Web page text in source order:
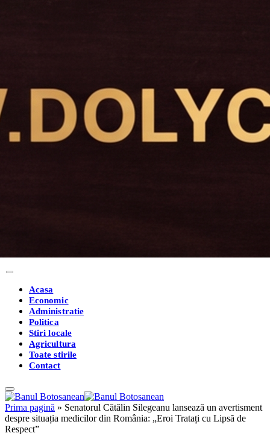
Acasa
Economic
Administratie
Politica
Stiri locale
Agricultura
Toate stirile
Contact
Prima pagină » Senatorul Cătălin Silegeanu lansează un avertisment
despre situația medicilor din România: „Eroi Tratați cu Lipsă de
Respect”